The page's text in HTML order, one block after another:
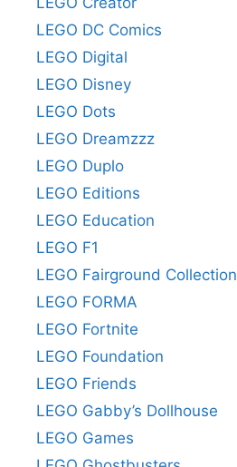
LEGO DC Comics
LEGO Digital
LEGO Disney
LEGO Dots
LEGO Dreamzzz
LEGO Duplo
LEGO Editions
LEGO Education
LEGO F1
LEGO Fairground Collection
LEGO FORMA
LEGO Fortnite
LEGO Foundation
LEGO Friends
LEGO Gabby’s Dollhouse
LEGO Games